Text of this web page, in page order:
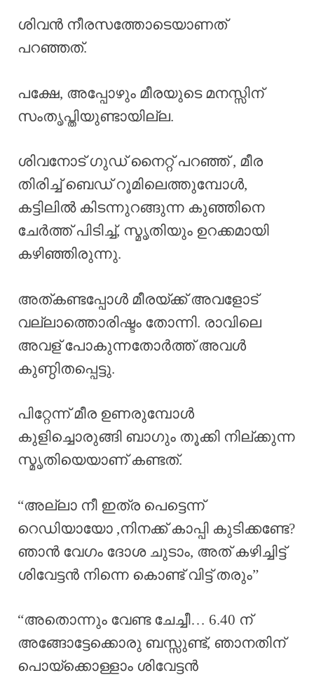
ശിവൻ നീരസത്തോടെയാണത്
പറഞ്ഞത്.
പക്ഷേ, അപ്പോഴും മീരയുടെ മനസ്സിന്
സംതൃപ്തിയുണ്ടായില്ല.
ശിവനോട് ഗുഡ് നൈറ്റ് പറഞ്ഞ് , മീര
തിരിച്ച് ബെഡ് റൂമിലെത്തുമ്പോൾ,
കട്ടിലിൽ കിടന്നുറങ്ങുന്ന കുഞ്ഞിനെ
ചേർത്ത്‌ പിടിച്ച്, സ്മൃതിയും ഉറക്കമായി
കഴിഞ്ഞിരുന്നു.
അത്കണ്ടപ്പോൾ മീരയ്ക്ക് അവളോട്
വല്ലാത്തൊരിഷ്ടം തോന്നി. രാവിലെ
അവള് പോകുന്നതോർത്ത് അവൾ
കുണ്ഠിതപ്പെട്ടു.
പിറ്റേന്ന് മീര ഉണരുമ്പോൾ
കുളിച്ചൊരുങ്ങി ബാഗും തൂക്കി നില്ക്കുന്ന
സ്മൃതിയെയാണ് കണ്ടത്.
“അല്ലാ നീ ഇത്ര പെട്ടെന്ന്
റെഡിയായോ ,നിനക്ക് കാപ്പി കുടിക്കണ്ടേ?
ഞാൻ വേഗം ദോശ ചുടാം, അത് കഴിച്ചിട്ട്
ശിവേട്ടൻ നിന്നെ കൊണ്ട് വിട്ട് തരും”
“അതൊന്നും വേണ്ട ചേച്ചീ… 6.40 ന്
അങ്ങോട്ടേക്കൊരു ബസ്സുണ്ട്, ഞാനതിന്
പൊയ്ക്കൊള്ളാം ശിവേട്ടൻ